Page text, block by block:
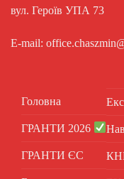
вул. Героїв УПА 73
E-mail:
Головна
ГРАНТИ 2026
ГРАНТИ ЄС